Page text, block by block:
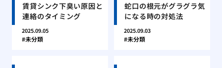
賃貸シンク下臭い原因と
連絡のタイミング
2025.09.05
未分類
蛇口の根元がグラグラ気
になる時の対処法
2025.09.03
未分類